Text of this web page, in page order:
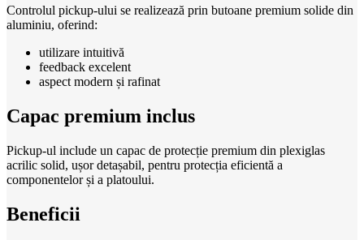
Controlul pickup-ului se realizează prin butoane premium solide din
aluminiu, oferind:
utilizare intuitivă
feedback excelent
aspect modern și rafinat
Capac premium inclus
Pickup-ul include un capac de protecție premium din plexiglas
acrilic solid, ușor detașabil, pentru protecția eficientă a
componentelor și a platoului.
Beneficii